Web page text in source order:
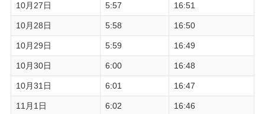
10月27日 5:57 16:51
10月28日 5:58 16:50
10月29日 5:59 16:49
10月30日 6:00 16:48
10月31日 6:01 16:47
11月1日 6:02 16:46